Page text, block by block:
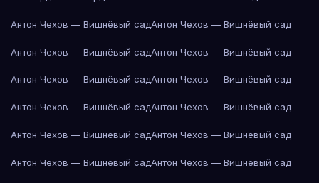
Антон Чехов — Вишнёвый садАнтон Чехов — Вишнёвый сад
Антон Чехов — Вишнёвый садАнтон Чехов — Вишнёвый сад
Антон Чехов — Вишнёвый садАнтон Чехов — Вишнёвый сад
Антон Чехов — Вишнёвый садАнтон Чехов — Вишнёвый сад
Антон Чехов — Вишнёвый садАнтон Чехов — Вишнёвый сад
Антон Чехов — Вишнёвый садАнтон Чехов — Вишнёвый сад